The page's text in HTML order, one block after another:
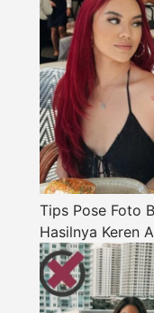
Tips Pose Foto
Hasilnya Keren